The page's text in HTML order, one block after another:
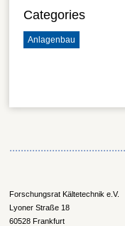
Categories
Anlagenbau
Forschungsrat Kältetechnik e.V.
Lyoner Straße 18
60528 Frankfurt